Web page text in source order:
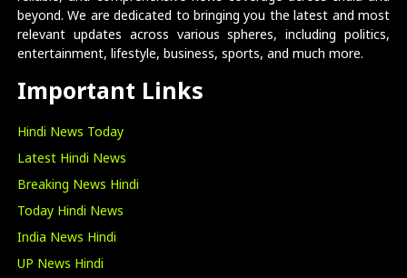
beyond. We are dedicated to bringing you the latest and most
relevant updates across various spheres, including politics,
entertainment, lifestyle, business, sports, and much more.
Important Links
Hindi News Today
Latest Hindi News
Breaking News Hindi
Today Hindi News
India News Hindi
UP News Hindi